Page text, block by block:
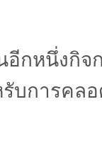
อีกหนึ่งกิ
บการคล